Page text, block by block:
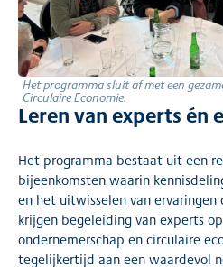
Leren van experts én
Het programma bestaat uit een
bijeenkomsten waarin
en het uitwisselen van
krijgen begeleiding van experts
ondernemerschap en circulaire
tegelijkertijd aan een waardevol
Het programma sluit af met een
Circulaire Economie.